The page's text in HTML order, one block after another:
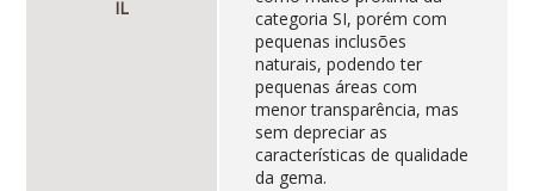
IL
categoria SI, porém com
pequenas inclusões
naturais, podendo ter
pequenas áreas com
menor transparência, mas
sem depreciar as
características de qualidade
da gema.